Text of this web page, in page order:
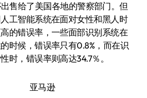
售给了美国各地的警察部门。但
工智能系统在面对女性和黑人时
的错误率，一些面部识别系统在
时候，错误率只有0.8%，而在识
时，错误率则高达34.7％。